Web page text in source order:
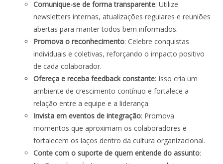
Comunique-se de forma transparente: Utilize
newsletters internas, atualizações regulares e reuniões
abertas para manter todos bem informados.
Promova o reconhecimento: Celebre conquistas
individuais e coletivas, reforçando o impacto positivo
de cada colaborador.
Ofereça e receba feedback constante: Isso cria um
ambiente de crescimento contínuo e fortalece a
relação entre a equipe e a liderança.
Invista em eventos de integração: Promova
momentos que aproximam os colaboradores e
fortalecem os laços dentro da cultura organizacional.
Conte com o suporte de quem entende do assunto: